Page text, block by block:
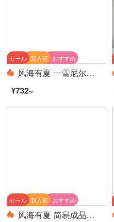
おすすめ
新入荷
セール
风海有夏 一雪尼尔窗帘成品定做卧室客厅阳台隔断现代简约条纹窗纱帘夏 浅咖啡 1.0(宽)*2.7(高)一块挂钩
¥732~
おすすめ
新入荷
セール
风海有夏 简易成品免打孔窗帘安装出租房遮光短帘飘窗卧室客厅小窗户宿舍夏 灰色灯泡短款85%遮光 6米宽*2高对开式/适宽:3.6-4.03米黑色弹